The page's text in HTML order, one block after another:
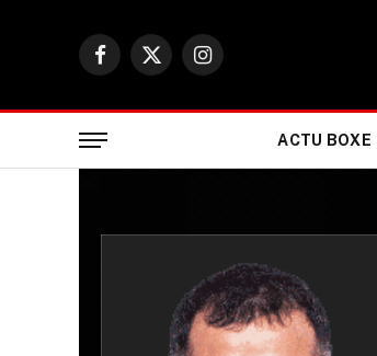
Facebook
X
Instagram
ACTU BOXE